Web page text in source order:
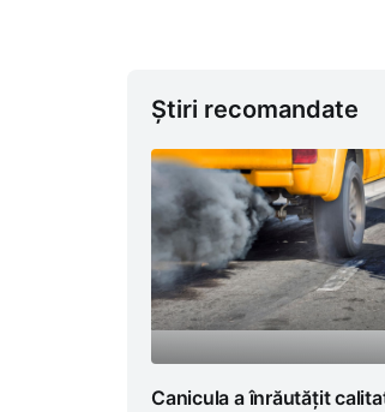
Știri recomandate
Canicula a înrăutățit